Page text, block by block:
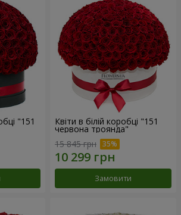
"151 Квіти в білій коробці "151
червона троянда"
15 845 грн
Замовити